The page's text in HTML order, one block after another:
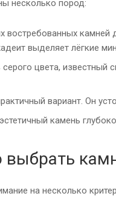
несколько пород:
востребованных камней
выделяет лёгкие
цвета, известный
вариант. Он
камень
выбрать
на несколько